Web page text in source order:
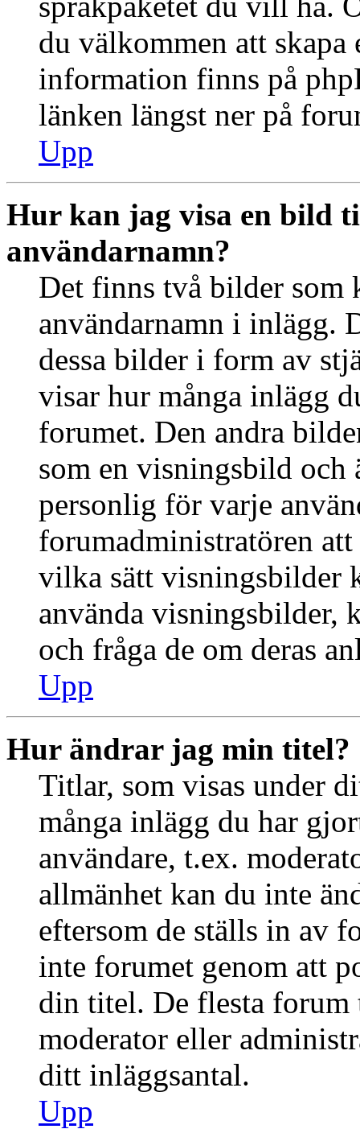
du välkommen att
information finns på
länken längst ner på
Upp
Hur kan jag visa en bild
användarnamn?
Det finns två bilder som
användarnamn i inlägg.
dessa bilder i form av
visar hur många inlägg
forumet. Den andra
som en visningsbild
personlig för varje
forumadministratören
vilka sätt visningsbilder
använda visningsbilder,
och fråga de om deras
Upp
Hur ändrar jag min titel?
Titlar, som visas under
många inlägg du har
användare, t.ex.
allmänhet kan du inte
eftersom de ställs in av
inte forumet genom att
din titel. De flesta forum
moderator eller
ditt inläggsantal.
Upp